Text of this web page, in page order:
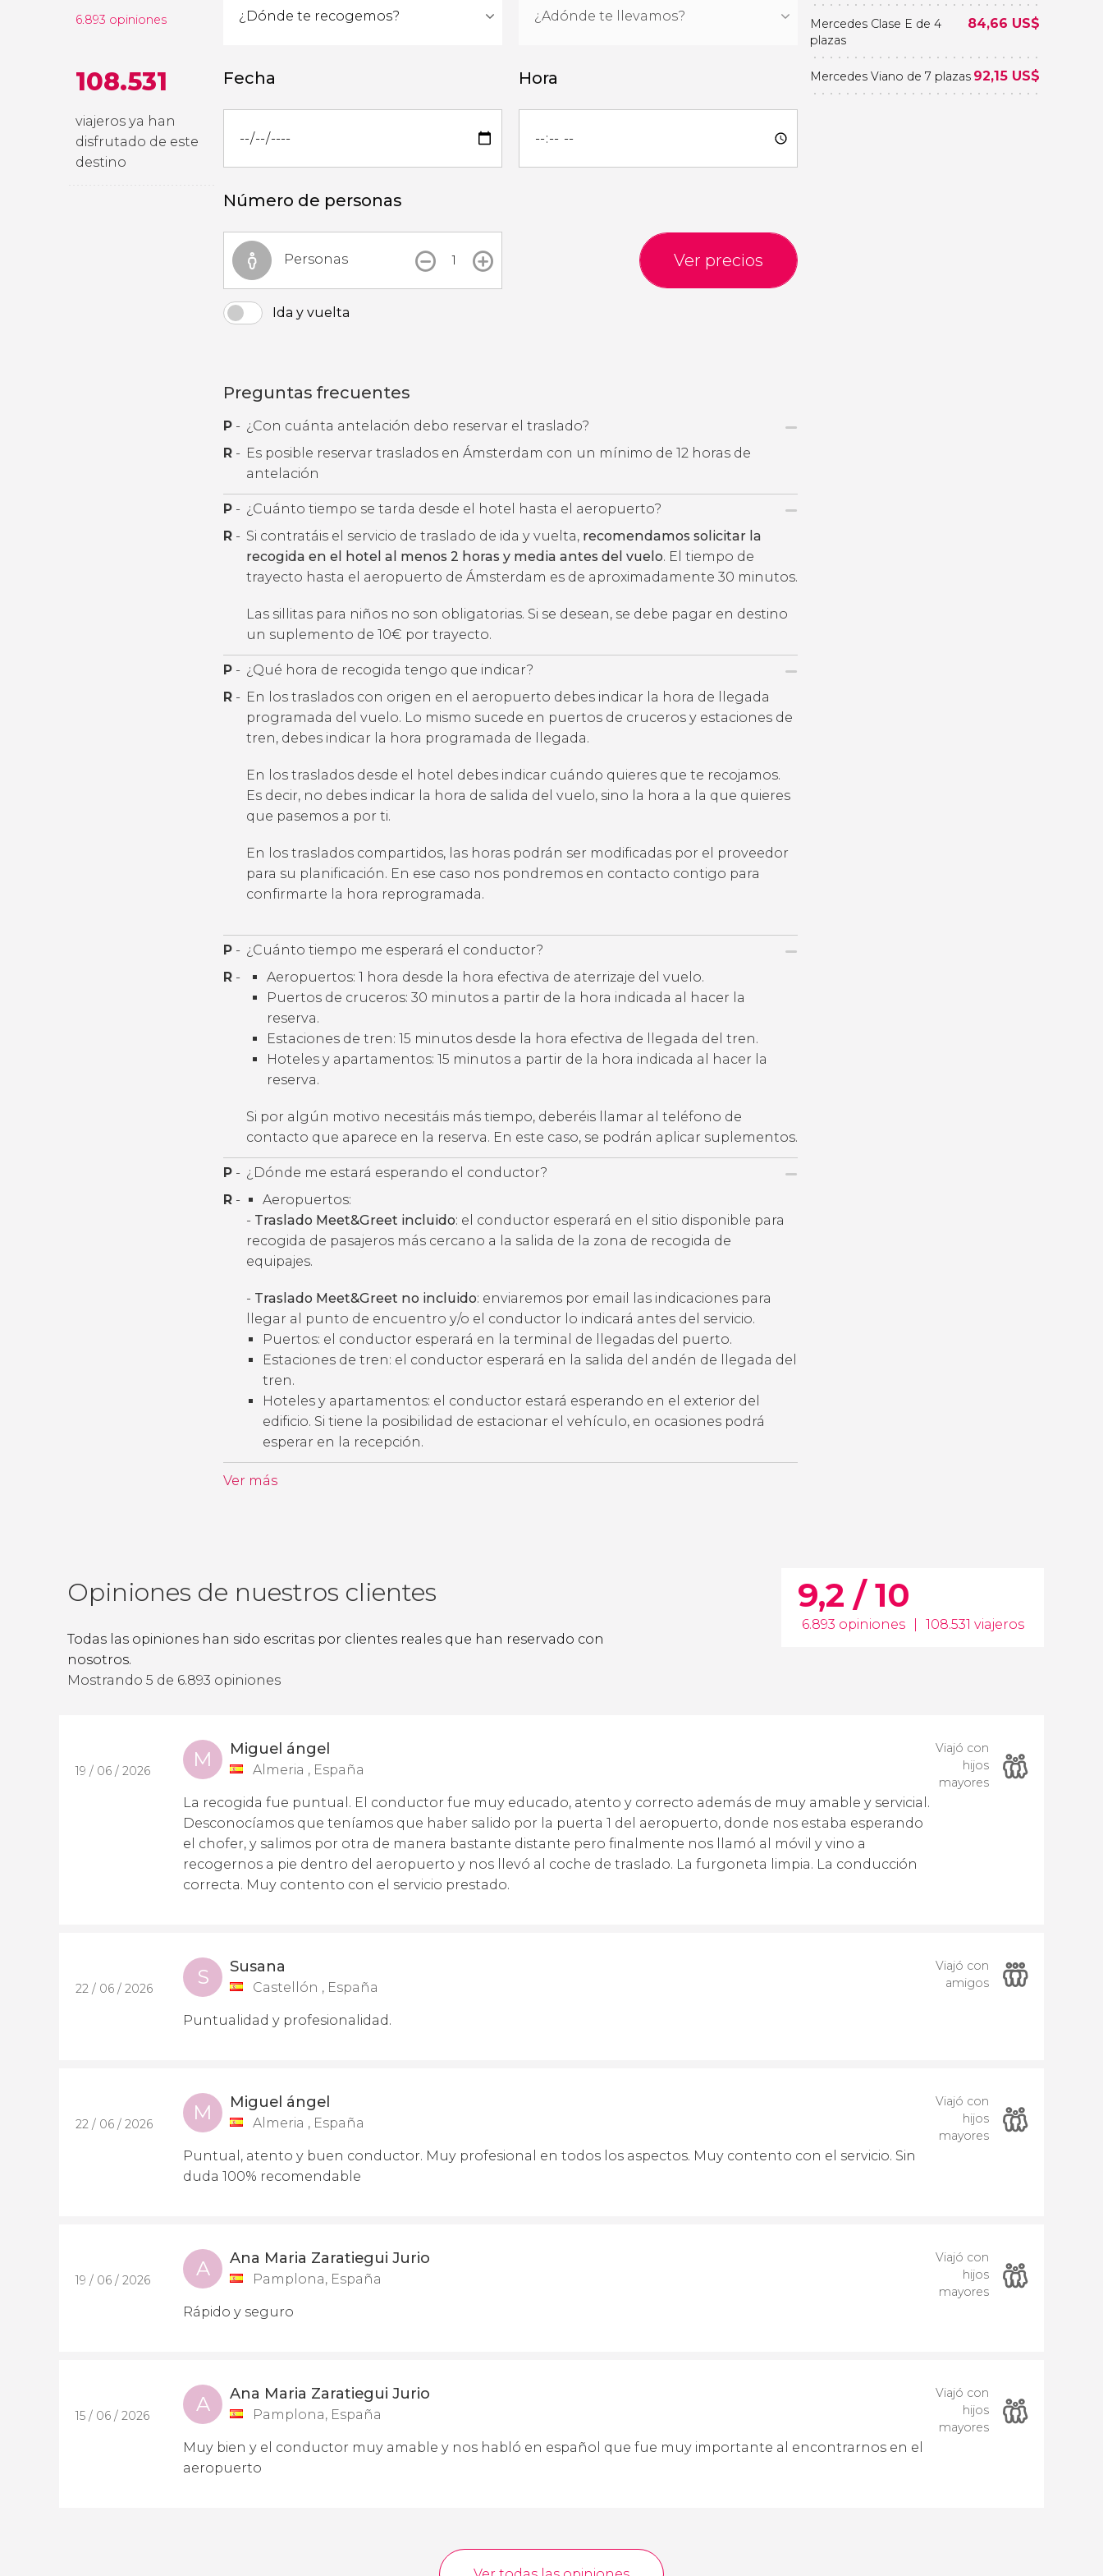
6.893 opiniones
108.531
viajeros ya han
disfrutado de este
destino
Fecha Hora
Número de personas
Personas Ver precios
Ida y vuelta
Preguntas frecuentes
P - ¿Con cuánta antelación debo reservar el traslado?
R - Es posible reservar traslados en Ámsterdam con un mínimo de 12 horas de
antelación
P - ¿Cuánto tiempo se tarda desde el hotel hasta el aeropuerto?
R - Si contratáis el servicio de traslado de ida y vuelta, recomendamos solicitar la
recogida en el hotel al menos 2 horas y media antes del vuelo. El tiempo de
trayecto hasta el aeropuerto de Ámsterdam es de aproximadamente 30 minutos.
Las sillitas para niños no son obligatorias. Si se desean, se debe pagar en destino
un suplemento de 10€ por trayecto.
P - ¿Qué hora de recogida tengo que indicar?
R - En los traslados con origen en el aeropuerto debes indicar la hora de llegada
programada del vuelo. Lo mismo sucede en puertos de cruceros y estaciones de
tren, debes indicar la hora programada de llegada.
En los traslados desde el hotel debes indicar cuándo quieres que te recojamos.
Es decir, no debes indicar la hora de salida del vuelo, sino la hora a la que quieres
que pasemos a por ti.
En los traslados compartidos, las horas podrán ser modificadas por el proveedor
para su planificación. En ese caso nos pondremos en contacto contigo para
confirmarte la hora reprogramada.
P - ¿Cuánto tiempo me esperará el conductor?
R -
Aeropuertos: 1 hora desde la hora efectiva de aterrizaje del vuelo.
Puertos de cruceros: 30 minutos a partir de la hora indicada al hacer la
reserva.
Estaciones de tren: 15 minutos desde la hora efectiva de llegada del tren.
Hoteles y apartamentos: 15 minutos a partir de la hora indicada al hacer la
reserva.
Si por algún motivo necesitáis más tiempo, deberéis llamar al teléfono de
contacto que aparece en la reserva. En este caso, se podrán aplicar suplementos.
P - ¿Dónde me estará esperando el conductor?
R -
Aeropuertos:
- Traslado Meet&Greet incluido: el conductor esperará en el sitio disponible para
recogida de pasajeros más cercano a la salida de la zona de recogida de
equipajes.
- Traslado Meet&Greet no incluido: enviaremos por email las indicaciones para
llegar al punto de encuentro y/o el conductor lo indicará antes del servicio.
Puertos: el conductor esperará en la terminal de llegadas del puerto.
Estaciones de tren: el conductor esperará en la salida del andén de llegada del
tren.
Hoteles y apartamentos: el conductor estará esperando en el exterior del
edificio. Si tiene la posibilidad de estacionar el vehículo, en ocasiones podrá
esperar en la recepción.
Ver más
Mercedes Clase E de 4
plazas
84,66 US$
Mercedes Viano de 7 plazas 92,15 US$
Opiniones de nuestros clientes
Todas las opiniones han sido escritas por clientes reales que han reservado con
nosotros.
9,2 / 10
6.893 opiniones 108.531 viajeros
Mostrando 5 de 6.893 opiniones
19 / 06 / 2026 M Miguel ángel
Almeria , España
La recogida fue puntual. El conductor fue muy educado, atento y correcto además de muy amable y servicial.
Desconocíamos que teníamos que haber salido por la puerta 1 del aeropuerto, donde nos estaba esperando
el chofer, y salimos por otra de manera bastante distante pero finalmente nos llamó al móvil y vino a
recogernos a pie dentro del aeropuerto y nos llevó al coche de traslado. La furgoneta limpia. La conducción
correcta. Muy contento con el servicio prestado.
Viajó con
hijos
mayores
22 / 06 / 2026 S Susana
Castellón , España
Puntualidad y profesionalidad.
Viajó con
amigos
22 / 06 / 2026 M Miguel ángel
Almeria , España
Puntual, atento y buen conductor. Muy profesional en todos los aspectos. Muy contento con el servicio. Sin
duda 100% recomendable
Viajó con
hijos
mayores
19 / 06 / 2026 A Ana Maria Zaratiegui Jurio
Pamplona, España
Rápido y seguro
Viajó con
hijos
mayores
15 / 06 / 2026 A Ana Maria Zaratiegui Jurio
Pamplona, España
Muy bien y el conductor muy amable y nos habló en español que fue muy importante al encontrarnos en el
aeropuerto
Viajó con
hijos
mayores